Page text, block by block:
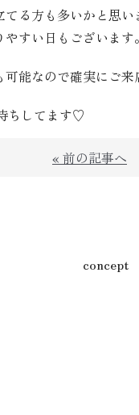
る方も多いかと思
すい日もございます。
能なので確実にご
ちしてます♡
« 前の記事へ
concept